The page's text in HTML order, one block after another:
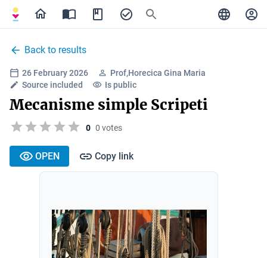
Back to results
26 February 2026
Prof,Horecica Gina Maria
Source included
Is public
Mecanisme simple Scripeti
0 0 votes
OPEN Copy link